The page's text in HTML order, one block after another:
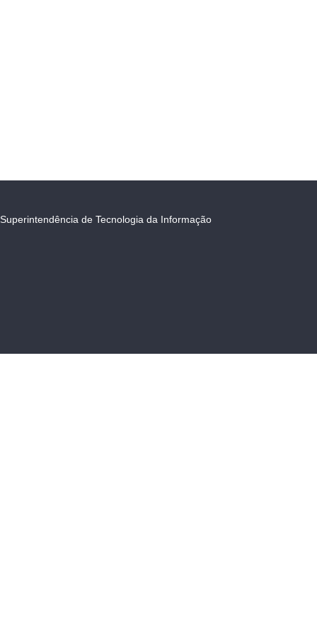
Superintendência de Tecnologia da Informação